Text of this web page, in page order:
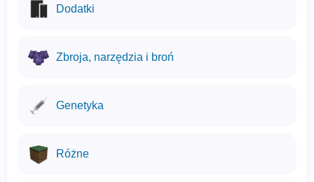
Dodatki
Zbroja, narzędzia i broń
Genetyka
Różne